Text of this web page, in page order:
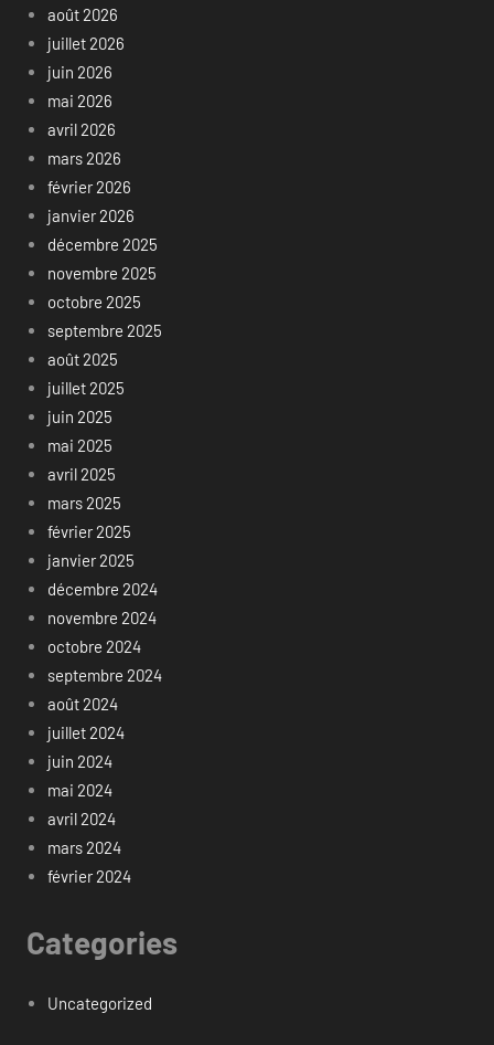
août 2026
juillet 2026
juin 2026
mai 2026
avril 2026
mars 2026
février 2026
janvier 2026
décembre 2025
novembre 2025
octobre 2025
septembre 2025
août 2025
juillet 2025
juin 2025
mai 2025
avril 2025
mars 2025
février 2025
janvier 2025
décembre 2024
novembre 2024
octobre 2024
septembre 2024
août 2024
juillet 2024
juin 2024
mai 2024
avril 2024
mars 2024
février 2024
Categories
Uncategorized